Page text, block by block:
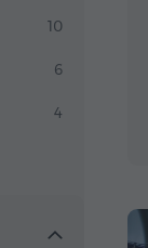
10
6
4